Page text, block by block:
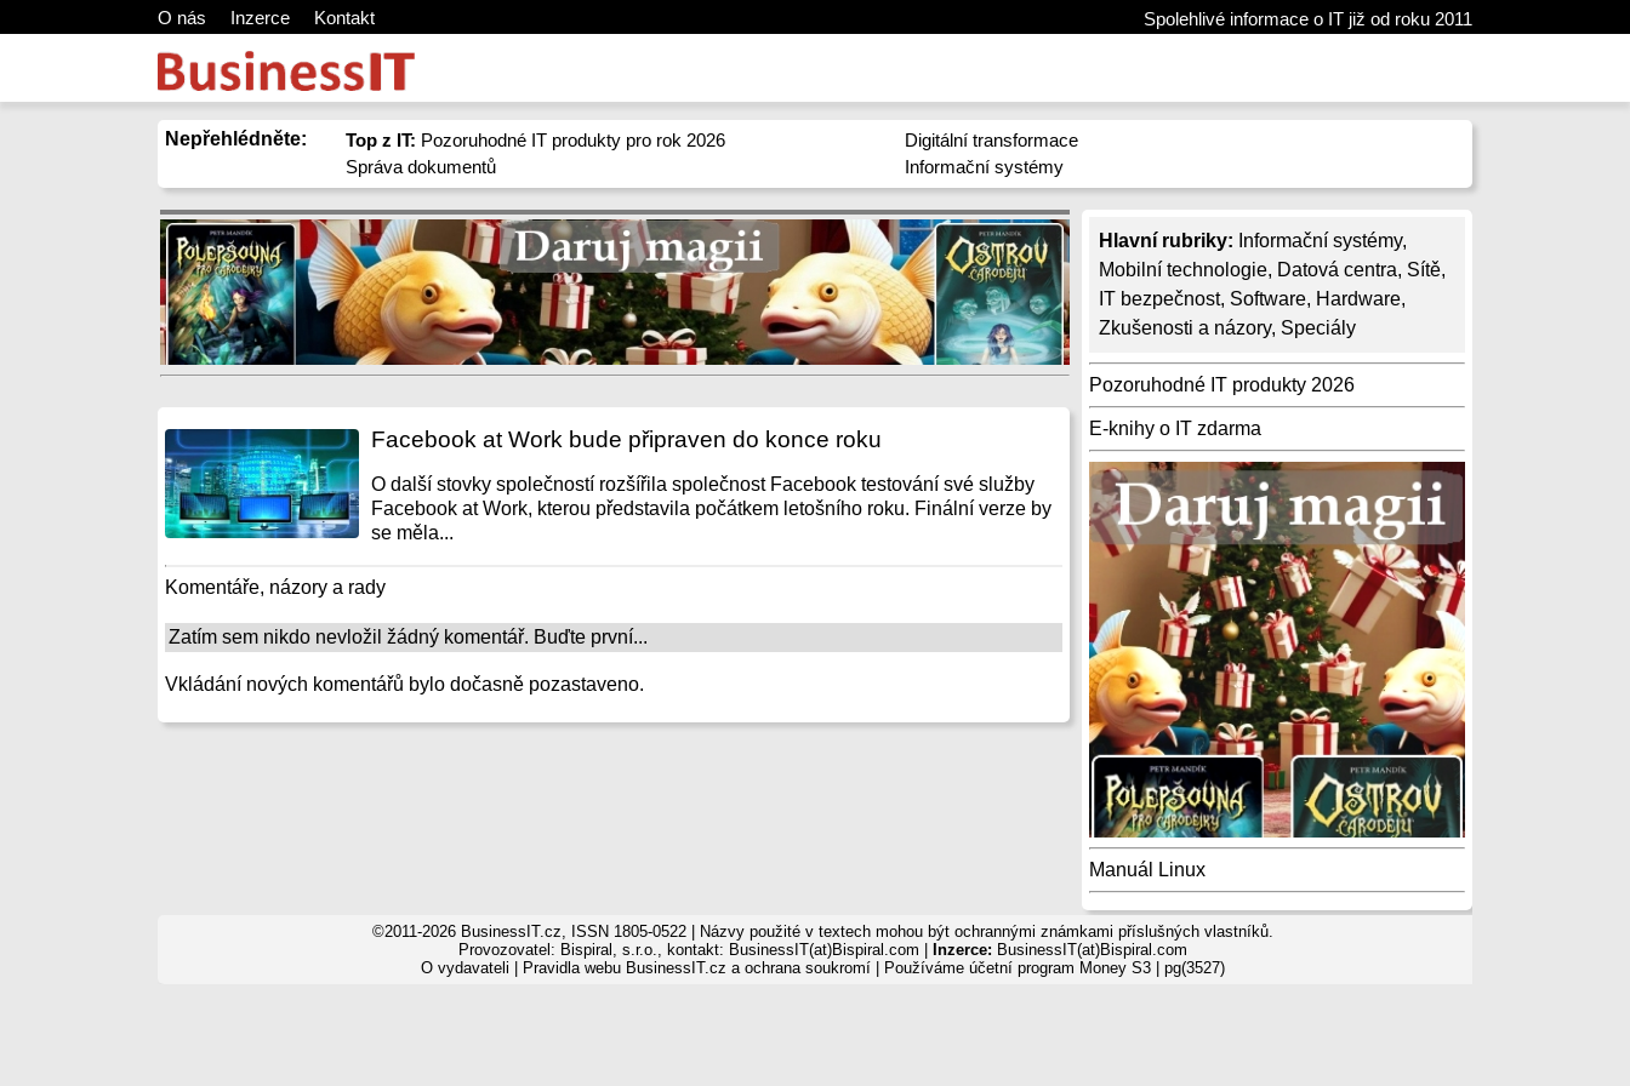
O nás Inzerce Kontakt Spolehlivé informace o IT již od roku 2011
Nepřehlédněte: Top z IT: Pozoruhodné IT produkty pro rok 2026
Správa dokumentů
Digitální transformace
Informační systémy
Hlavní rubriky: Informační systémy,
Mobilní technologie, Datová centra, Sítě,
IT bezpečnost, Software, Hardware,
Zkušenosti a názory, Speciály
Pozoruhodné IT produkty 2026
E-knihy o IT zdarma
Manuál Linux
Facebook at Work bude připraven do konce roku
O další stovky společností rozšířila společnost Facebook testování své služby
Facebook at Work, kterou představila počátkem letošního roku. Finální verze by
se měla...
Komentáře, názory a rady
Zatím sem nikdo nevložil žádný komentář. Buďte první...
Vkládání nových komentářů bylo dočasně pozastaveno.
©2011-2026 BusinessIT.cz, ISSN 1805-0522 | Názvy použité v textech mohou být ochrannými známkami příslušných vlastníků.
Provozovatel: Bispiral, s.r.o., kontakt: BusinessIT(at)Bispiral.com |
Inzerce: BusinessIT(at)Bispiral.com
O vydavateli
Pravidla webu BusinessIT.cz a ochrana soukromí| Používáme účetní program Money S3| pg(3527)